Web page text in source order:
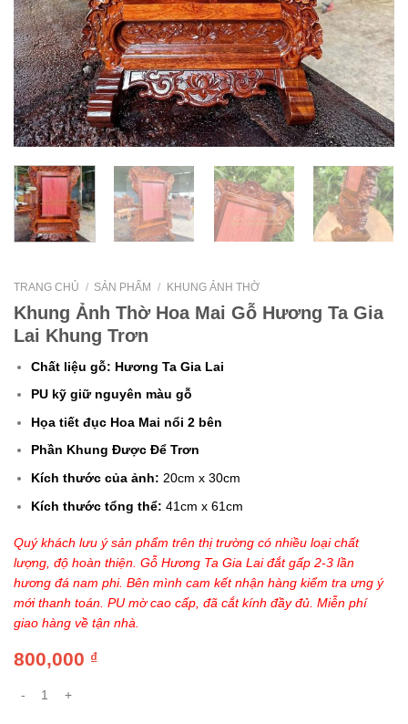
TRANG CHỦ / SẢN PHẨM / KHUNG ẢNH THỜ
Khung Ảnh Thờ Hoa Mai Gỗ Hương Ta Gia
Lai Khung Trơn
Chất liệu gỗ: Hương Ta Gia Lai
PU kỹ giữ nguyên màu gỗ
Họa tiết đục Hoa Mai nổi 2 bên
Phần Khung Được Để Trơn
Kích thước của ảnh: 20cm x 30cm
Kích thước tổng thể: 41cm x 61cm
Quý khách lưu ý sản phẩm trên thị trường có nhiều loại chất
lượng, độ hoàn thiện. Gỗ Hương Ta Gia Lai đắt gấp 2-3 lần
hương đá nam phi. Bên mình cam kết nhận hàng kiểm tra ưng ý
mới thanh toán. PU mờ cao cấp, đã cắt kính đầy đủ. Miễn phí
giao hàng về tận nhà.
800,000 ₫
Khung Ảnh Thờ Hoa Mai Gỗ Hương Ta Gia Lai Khung Trơn số lượng